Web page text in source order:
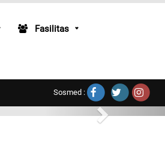
Fasilitas
Sosmed :